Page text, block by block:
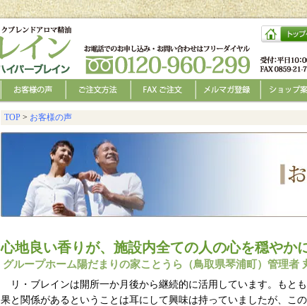
TOP > お客様の声
心地良い香りが、施設内全ての人の心を穏やかに
グループホーム陽だまりの家ことうら（鳥取県琴浦町）管理者
リ・ブレインは開所一か月後から継続的に活用しています。もと
果と関係があるということは耳にして興味は持っていましたが、こ